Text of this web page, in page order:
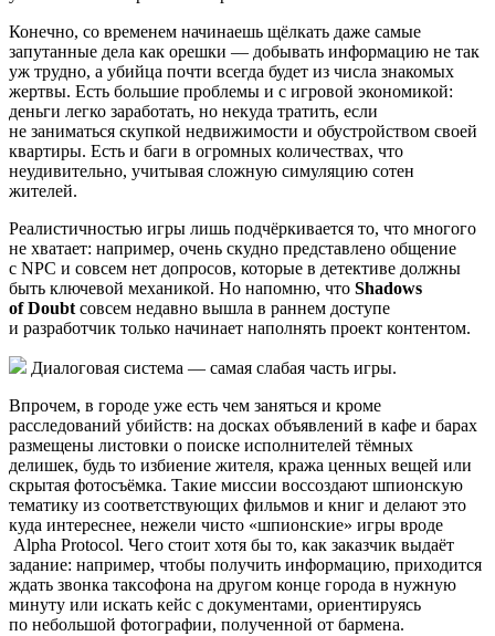
Конечно, со временем начинаешь щёлкать даже самые
запутанные дела как орешки — добывать информацию не так
уж трудно, а убийца почти всегда будет из числа знакомых
жертвы. Есть большие проблемы и с игровой экономикой:
деньги легко заработать, но некуда тратить, если
не заниматься скупкой недвижимости и обустройством своей
квартиры. Есть и баги в огромных количествах, что
неудивительно, учитывая сложную симуляцию сотен
жителей.
Реалистичностью игры лишь подчёркивается то, что многого
не хватает: например, очень скудно представлено общение
с NPC и совсем нет допросов, которые в детективе должны
быть ключевой механикой. Но напомню, что Shadows
of Doubt совсем недавно вышла в раннем доступе
и разработчик только начинает наполнять проект контентом.
Диалоговая система — самая слабая часть игры.
Впрочем, в городе уже есть чем заняться и кроме
расследований убийств: на досках объявлений в кафе и барах
размещены листовки о поиске исполнителей тёмных
делишек, будь то избиение жителя, кража ценных вещей или
скрытая фотосъёмка. Такие миссии воссоздают шпионскую
тематику из соответствующих фильмов и книг и делают это
куда интереснее, нежели чисто «шпионские» игры вроде
Alpha Protocol. Чего стоит хотя бы то, как заказчик выдаёт
задание: например, чтобы получить информацию, приходится
ждать звонка таксофона на другом конце города в нужную
минуту или искать кейс с документами, ориентируясь
по небольшой фотографии, полученной от бармена.